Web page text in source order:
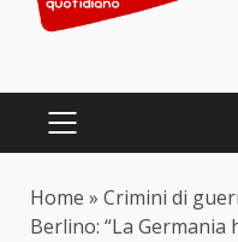
PRIMARY
Home » Crimini di
Berlino: “La Germania